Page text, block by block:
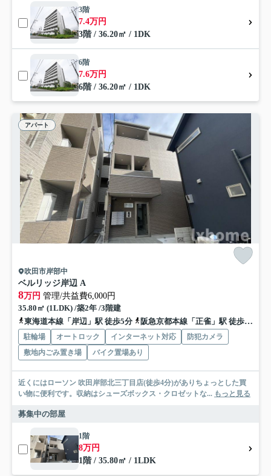
3階
7.4万円
3階 / 36.20㎡ / 1DK
6階
7.6万円
6階 / 36.20㎡ / 1DK
アパート
吹田市岸部中
ベルリッジ岸辺 A
8万円 管理/共益費6,000円
35.80㎡ (1LDK) /築2年 /3階建
東海道本線「岸辺」駅 徒歩5分
阪急京都本線「正雀」駅 徒歩15分
駐輪場 オートロック インターネット対応
防犯カメラ
敷地内ごみ置き場
バイク置場あり
近くにはローソン 吹田岸部北三丁目店(徒歩4分)がありちょっとした買
い物に便利です。収納はシューズボックス・クロゼットな... もっと見る
募集中の部屋
1階
8万円
1階 / 35.80㎡ / 1LDK